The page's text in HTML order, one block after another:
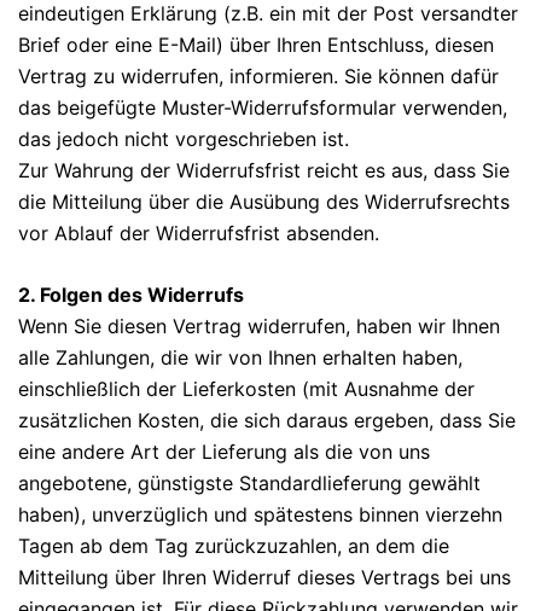
eindeutigen Erklärung (z.B. ein mit der Post versandter
Brief oder eine E-Mail) über Ihren Entschluss, diesen
Vertrag zu widerrufen, informieren. Sie können dafür
das beigefügte Muster-Widerrufsformular verwenden,
das jedoch nicht vorgeschrieben ist.
Zur Wahrung der Widerrufsfrist reicht es aus, dass Sie
die Mitteilung über die Ausübung des Widerrufsrechts
vor Ablauf der Widerrufsfrist absenden.
2. Folgen des Widerrufs
Wenn Sie diesen Vertrag widerrufen, haben wir Ihnen
alle Zahlungen, die wir von Ihnen erhalten haben,
einschließlich der Lieferkosten (mit Ausnahme der
zusätzlichen Kosten, die sich daraus ergeben, dass Sie
eine andere Art der Lieferung als die von uns
angebotene, günstigste Standardlieferung gewählt
haben), unverzüglich und spätestens binnen vierzehn
Tagen ab dem Tag zurückzuzahlen, an dem die
Mitteilung über Ihren Widerruf dieses Vertrags bei uns